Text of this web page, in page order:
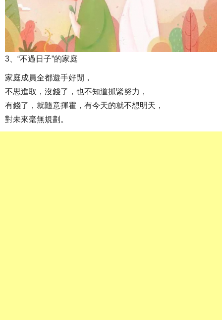
3、“不過日子”的家庭
家庭成員全都遊手好閒，
不思進取，沒錢了，也不知道抓緊努力，
有錢了，就隨意揮霍，有今天的就不想明天，
對未來毫無規劃。